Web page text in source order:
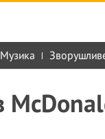
Музика